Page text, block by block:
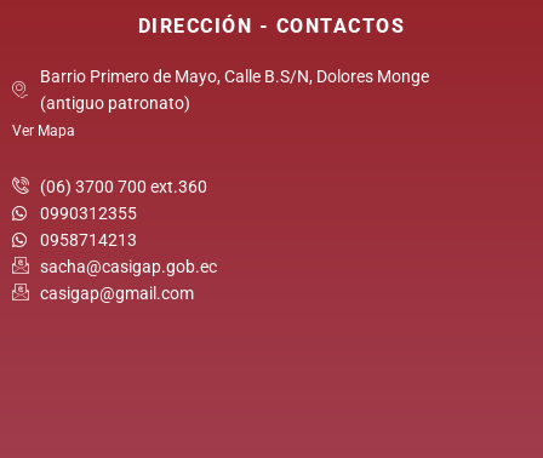
DIRECCIÓN - CONTACTOS
Barrio Primero de Mayo, Calle B.S/N, Dolores Monge
(antiguo patronato)
Ver Mapa
(06) 3700 700 ext.360
0990312355
0958714213
sacha@casigap.gob.ec
casigap@gmail.com